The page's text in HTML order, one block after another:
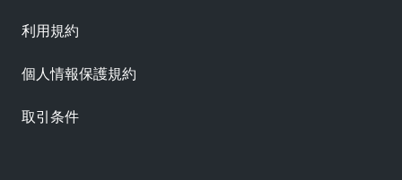
利用規約
個人情報保護規約
取引条件